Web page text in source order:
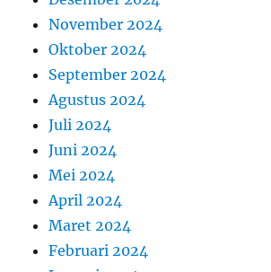
November 2024
Oktober 2024
September 2024
Agustus 2024
Juli 2024
Juni 2024
Mei 2024
April 2024
Maret 2024
Februari 2024